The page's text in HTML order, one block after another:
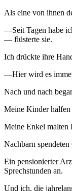
Als eine von ihnen
—Seit Tagen habe
— flüsterte sie.
Ich drückte ihre
—Hier wird es
Nach und nach
Meine Kinder halfen
Meine Enkel malten
Nachbarn
Ein pensionierter
Sprechstunden an.
Und ich, die